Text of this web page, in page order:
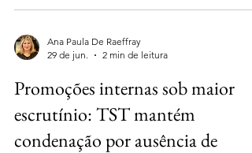
sistemática dos recursos repetitivos. Entre as
principais novidades, nos termos de ato
originárias e as petições de recursos dirigidas ao
STJ dev
Ana Paula De Raeffray
29 de jun.
2 min de leitura
Promoções internas sob maior
escrutínio: TST mantém
condenação por ausência de